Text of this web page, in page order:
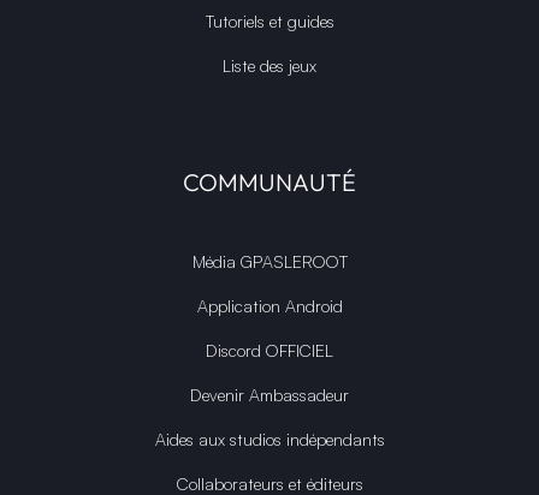
Tutoriels et guides
Liste des jeux
COMMUNAUTÉ
Média GPASLEROOT
Application Android
Discord OFFICIEL
Devenir Ambassadeur
Aides aux studios indépendants
Collaborateurs et éditeurs